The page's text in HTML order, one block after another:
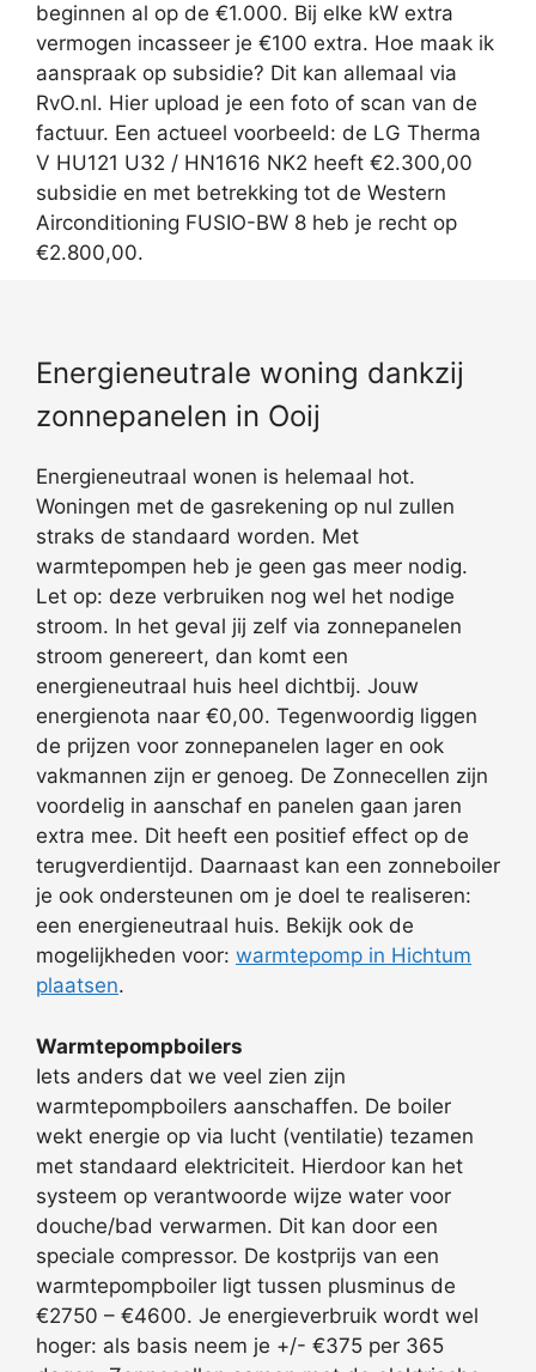
beginnen al op de €1.000. Bij elke kW extra
vermogen incasseer je €100 extra. Hoe maak ik
aanspraak op subsidie? Dit kan allemaal via
RvO.nl. Hier upload je een foto of scan van de
factuur. Een actueel voorbeeld: de LG Therma
V HU121 U32 / HN1616 NK2 heeft €2.300,00
subsidie en met betrekking tot de Western
Airconditioning FUSIO-BW 8 heb je recht op
€2.800,00.
Energieneutrale woning dankzij
zonnepanelen in Ooij
Energieneutraal wonen is helemaal hot.
Woningen met de gasrekening op nul zullen
straks de standaard worden. Met
warmtepompen heb je geen gas meer nodig.
Let op: deze verbruiken nog wel het nodige
stroom. In het geval jij zelf via zonnepanelen
stroom genereert, dan komt een
energieneutraal huis heel dichtbij. Jouw
energienota naar €0,00. Tegenwoordig liggen
de prijzen voor zonnepanelen lager en ook
vakmannen zijn er genoeg. De Zonnecellen zijn
voordelig in aanschaf en panelen gaan jaren
extra mee. Dit heeft een positief effect op de
terugverdientijd. Daarnaast kan een zonneboiler
je ook ondersteunen om je doel te realiseren:
een energieneutraal huis. Bekijk ook de
mogelijkheden voor: warmtepomp in Hichtum
plaatsen.
Warmtepompboilers
Iets anders dat we veel zien zijn
warmtepompboilers aanschaffen. De boiler
wekt energie op via lucht (ventilatie) tezamen
met standaard elektriciteit. Hierdoor kan het
systeem op verantwoorde wijze water voor
douche/bad verwarmen. Dit kan door een
speciale compressor. De kostprijs van een
warmtepompboiler ligt tussen plusminus de
€2750 – €4600. Je energieverbruik wordt wel
hoger: als basis neem je +/- €375 per 365